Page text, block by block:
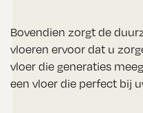
Bovendien zorgt de
vloeren ervoor dat u
vloer die generaties
een vloer die perfect bij